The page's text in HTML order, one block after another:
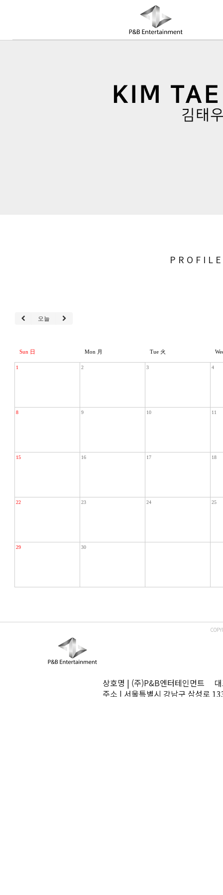
COMPANY
PROFILE
오늘
Sun 日 Mon 月 Tue 火
1 2 3 4
8 9 10 11
15 16 17 18
22 23 24 25
29 30
상호명 | (주)P&B엔터테인먼트
주소 | 서울특별시 강남구 삼성로